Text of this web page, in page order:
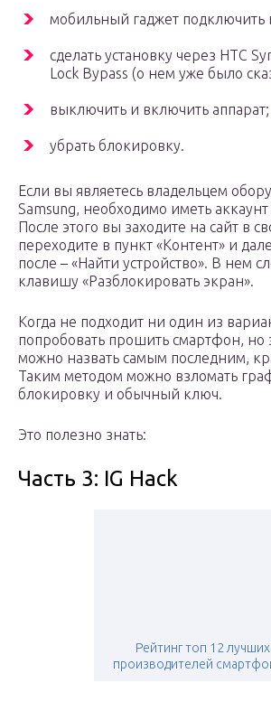
мобильный гаджет подключить
сделать установку через HTC
Lock Bypass (о нем уже было
выключить и включить аппарат;
убрать блокировку.
Если вы являетесь владельцем
Samsung, необходимо иметь аккаунт
После этого вы заходите на сайт в
переходите в пункт «Контент» и
после – «Найти устройство». В нем
клавишу «Разблокировать экран».
Когда не подходит ни один из
попробовать прошить смартфон, но
можно назвать самым последним,
Таким методом можно взломать
блокировку и обычный ключ.
Это полезно знать:
Часть 3: IG Hack
Рейтинг топ 12 лучших
производителей